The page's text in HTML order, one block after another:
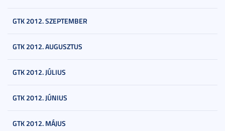
GTK 2012. SZEPTEMBER
GTK 2012. AUGUSZTUS
GTK 2012. JÚLIUS
GTK 2012. JÚNIUS
GTK 2012. MÁJUS